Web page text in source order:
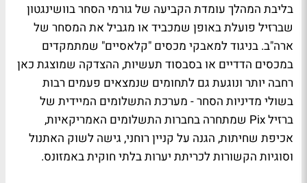
בליבת המהלך עומדת הקביעה של גורמי הסחר בוושינגטון
שברזיל פועלת באופן שמכביד או מגביל את המסחר של
ארה"ב. בניגוד למאבקי מכסים "קלאסיים" שמתמקדים
במכסים הדדיים או בסבסוד תעשיות, ההצדקה שמוצגת כאן
רחבה יותר ונוגעת גם לתחומים שנמצאים פעמים רבות
בשולי מדיניות הסחר - מערכת התשלומים המיידית של
ברזיל Pix שמתחרה בחברות התשלומים האמריקאיות,
אכיפת שחיתות, הגנה על קניין רוחני, גישה לשוק האתנול
וסוגיות הקשורות לכריתת יערות בלתי חוקית באמזונס.